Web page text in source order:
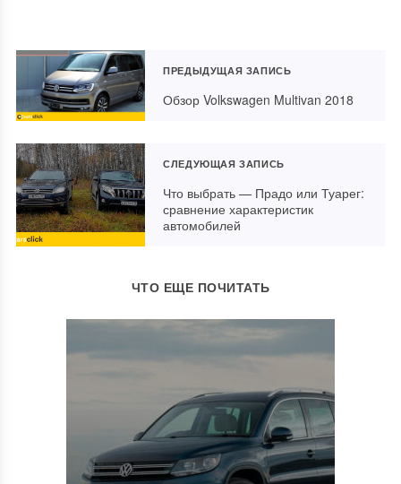
ПРЕДЫДУЩАЯ ЗАПИСЬ
Обзор Volkswagen Multivan 2018
СЛЕДУЮЩАЯ ЗАПИСЬ
Что выбрать — Прадо или Туарег:
сравнение характеристик
автомобилей
ЧТО ЕЩЕ ПОЧИТАТЬ